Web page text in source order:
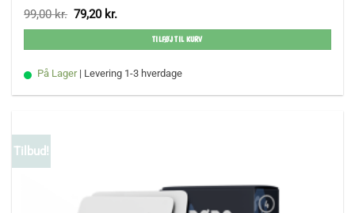
99,00kr. Den
oprindelige
pris
99,00 kr..
79,20 kr.
aktuelle
pris
79,20 kr..
TILFØJ TIL KURV
På Lager | Levering 1-3 hverdage
Tilbud!